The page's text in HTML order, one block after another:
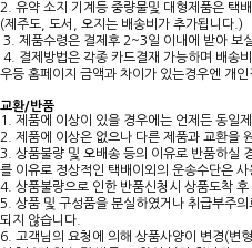
2. 유약 소지 기계등 중량물및 대형제품은 택
(제주도, 도서, 오지는 배송비가 추가됩니다.)
3. 제품수령은 결제후 2~3일 이내에 받아 보
4. 결제방법은 각종 카드결재 가능하며 배송
우등 홈페이지 금액과 차이가 있는경우엔 개
교환/반품
1. 제품에 이상이 있을 경우에는 언제든 동일
2. 제품에 이상은 없으나 다른 제품과 교환을
3. 상품불량 및 오배송 등의 이유로 반품하실
를 이유로 정상적인 택배이외의 운송수단은
4. 상품불량으로 인한 반품신청시 상품도착 후
5. 상품 및 구성품을 분실하였거나 취급부주
되지 않습니다.
6. 고객님의 요청에 의해 상품사양이 변경(변